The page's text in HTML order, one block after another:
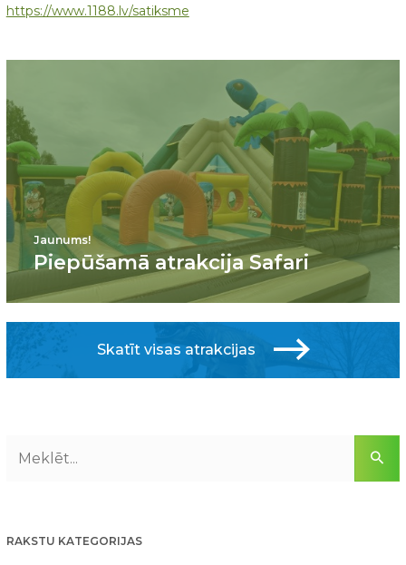
https://www.1188.lv/satiksme
Jaunums!
Piepūšamā atrakcija Safari
Skatīt visas atrakcijas
RAKSTU KATEGORIJAS